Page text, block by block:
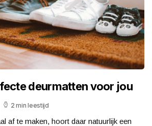
deurmatten voor jou
2 min leestijd
af te maken, hoort daar natuurlijk een